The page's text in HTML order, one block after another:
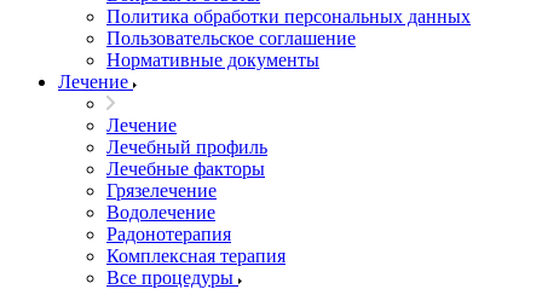
Политика обработки персональных данных
Пользовательское соглашение
Нормативные документы
Лечение
Лечение
Лечебный профиль
Лечебные факторы
Грязелечение
Водолечение
Радонотерапия
Комплексная терапия
Все процедуры